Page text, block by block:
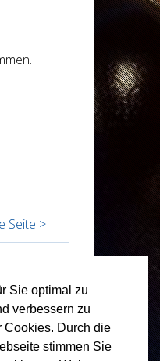
Sie optimal zu
verbessern zu
Cookies. Durch die
stimmen Sie
Seite >